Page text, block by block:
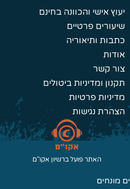
יעוץ אישי והכוונה בחינם
שיעורים פרטיים
כתבות ותיאוריה
אודות
צור קשר
תקנון ומדיניות ביטולים
מדיניות פרטיות
הצהרת נגישות
האתר פועל ברשיון אקו"ם